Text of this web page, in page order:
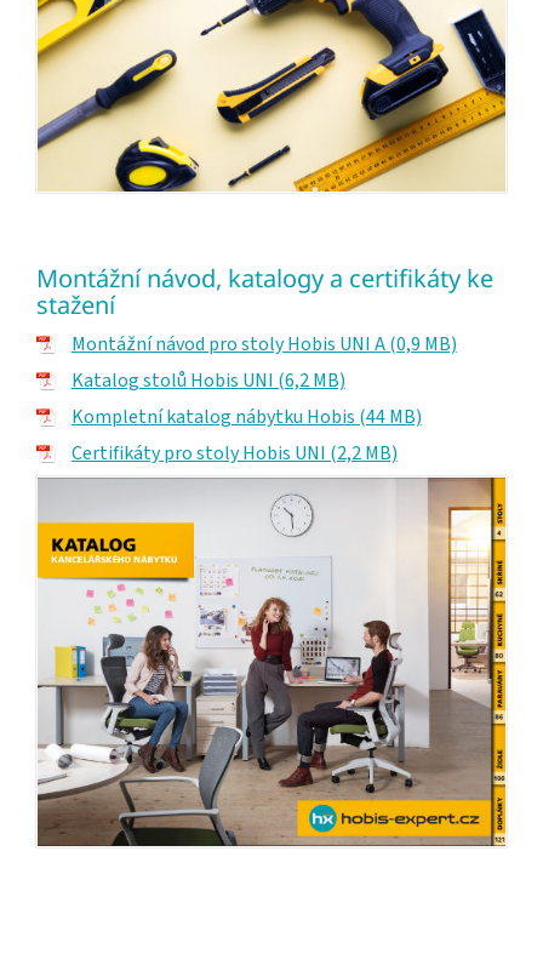
Montážní návod, katalogy a certifikáty ke
stažení
Montážní návod pro stoly Hobis UNI A (0,9 MB)
Katalog stolů Hobis UNI (6,2 MB)
Kompletní katalog nábytku Hobis (44 MB)
Certifikáty pro stoly Hobis UNI (2,2 MB)